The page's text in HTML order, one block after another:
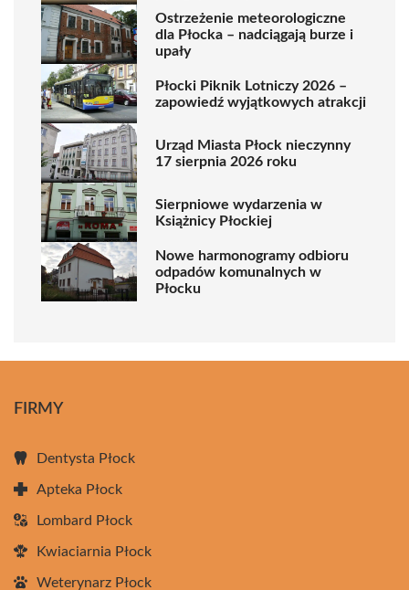
Ostrzeżenie meteorologiczne
dla Płocka – nadciągają burze i
upały
Płocki Piknik Lotniczy 2026 –
zapowiedź wyjątkowych atrakcji
Urząd Miasta Płock nieczynny
17 sierpnia 2026 roku
Sierpniowe wydarzenia w
Książnicy Płockiej
Nowe harmonogramy odbioru
odpadów komunalnych w
Płocku
FIRMY
Dentysta Płock
Apteka Płock
Lombard Płock
Kwiaciarnia Płock
Weterynarz Płock